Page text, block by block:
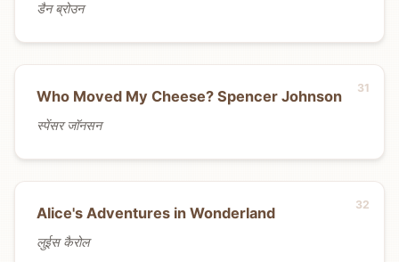
डैन ब्रोउन
Who Moved My Cheese? Spencer Johnson
स्पेंसर जॉनसन
Alice's Adventures in Wonderland
लुईस कैरोल